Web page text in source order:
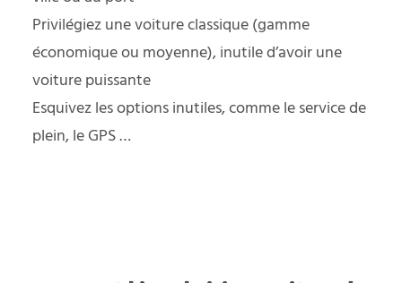
Privilégiez une voiture classique (gamme
économique ou moyenne), inutile d’avoir une
voiture puissante
Esquivez les options inutiles, comme le service de
plein, le GPS …